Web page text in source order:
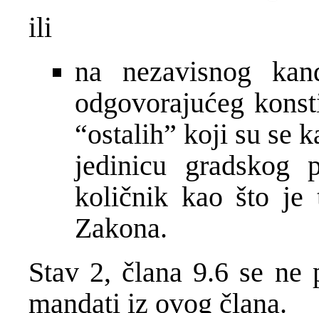
ili
na nezavisnog
odgovorajućeg
“ostalih” koji su se
jedinicu gradskog
količnik kao što je
Zakona.
Stav 2, člana 9.6 se ne
mandati iz ovog člana.